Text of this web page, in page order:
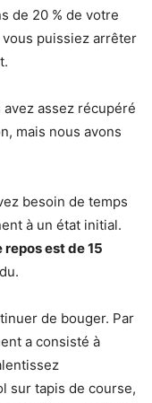
de 20 % de votre
puissiez arrêter
assez récupéré
mais nous avons
besoin de temps
à un état initial.
est de 15
de bouger. Par
a consisté à
sur tapis de course,